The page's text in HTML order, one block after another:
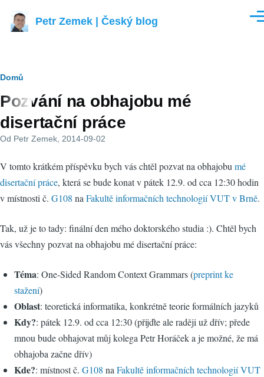
Petr Zemek | Český blog
Drobečková
navigace
Domů
Pozvání na obhajobu mé
disertační práce
Od Petr Zemek , 2014-09-02
V tomto krátkém příspěvku bych vás chtěl pozvat na obhajobu mé
disertační práce, která se bude konat v pátek 12.9. od cca 12:30 hodin
v místnosti č. G108 na Fakultě informačních technologií VUT v Brně.
Tak, už je to tady: finální den mého doktorského studia :). Chtěl bych
vás všechny pozvat na obhajobu mé disertační práce:
Téma: One-Sided Random Context Grammars (preprint ke
stažení)
Oblast: teoretická informatika, konkrétně teorie formálních jazyků
Kdy?: pátek 12.9. od cca 12:30 (přijďte ale raději už dřív; přede
mnou bude obhajovat můj kolega Petr Horáček a je možné, že má
obhajoba začne dřív)
Kde?: místnost č. G108 na Fakultě informačních technologií VUT